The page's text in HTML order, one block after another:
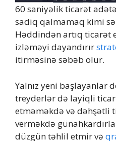
60 saniyəlik ticarət
sadiq qalmamaq kimi
Həddindən artıq ticarət
izləməyi dayandırır
itirməsinə səbəb olur.
Yalnız yeni başlayanlar
treyderlər də layiqli
etməməkdə və dəhşətli
verməkdə
düzgün təhlil etmir və